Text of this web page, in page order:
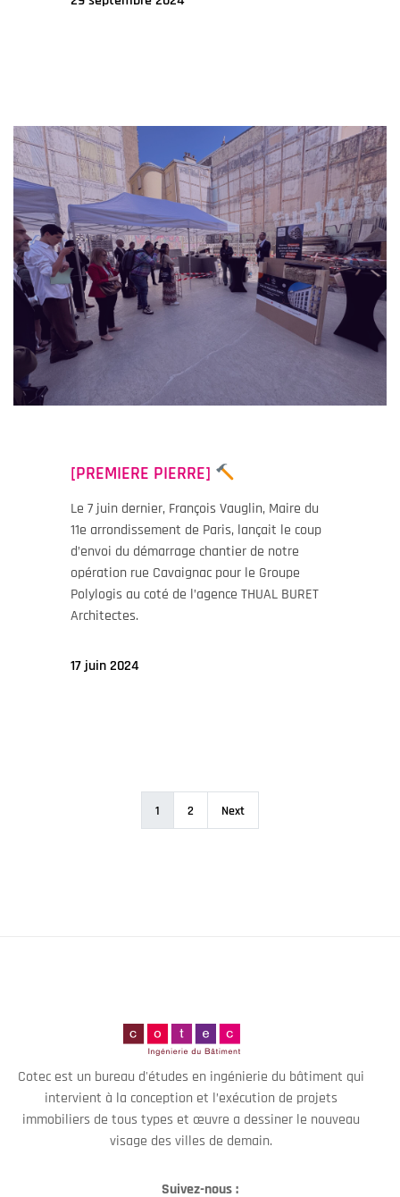
[PREMIERE PIERRE]
Le 7 juin dernier, François Vauglin, Maire du
11e arrondissement de Paris, lançait le coup
d’envoi du démarrage chantier de notre
opération rue Cavaignac pour le Groupe
Polylogis au coté de l’agence THUAL BURET
Architectes.
17 juin 2024
1 2 Next
Cotec est un bureau d'études en ingénierie du bâtiment qui
intervient à la conception et l’exécution de projets
immobiliers de tous types et œuvre a dessiner le nouveau
visage des villes de demain.
Suivez-nous :